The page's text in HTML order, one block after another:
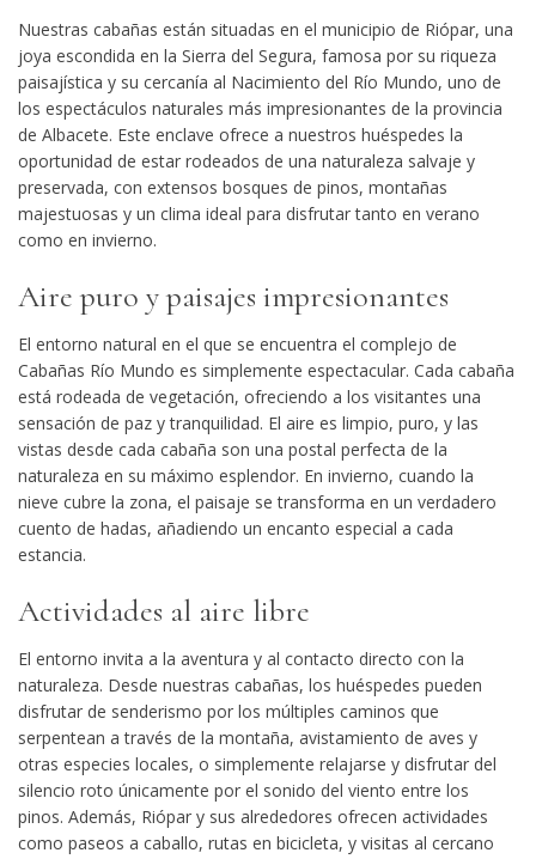
Nuestras cabañas están situadas en el municipio de Riópar, una
joya escondida en la Sierra del Segura, famosa por su riqueza
paisajística y su cercanía al Nacimiento del Río Mundo, uno de
los espectáculos naturales más impresionantes de la provincia
de Albacete. Este enclave ofrece a nuestros huéspedes la
oportunidad de estar rodeados de una naturaleza salvaje y
preservada, con extensos bosques de pinos, montañas
majestuosas y un clima ideal para disfrutar tanto en verano
como en invierno.
Aire puro y paisajes impresionantes
El entorno natural en el que se encuentra el complejo de
Cabañas Río Mundo es simplemente espectacular. Cada cabaña
está rodeada de vegetación, ofreciendo a los visitantes una
sensación de paz y tranquilidad. El aire es limpio, puro, y las
vistas desde cada cabaña son una postal perfecta de la
naturaleza en su máximo esplendor. En invierno, cuando la
nieve cubre la zona, el paisaje se transforma en un verdadero
cuento de hadas, añadiendo un encanto especial a cada
estancia.
Actividades al aire libre
El entorno invita a la aventura y al contacto directo con la
naturaleza. Desde nuestras cabañas, los huéspedes pueden
disfrutar de senderismo por los múltiples caminos que
serpentean a través de la montaña, avistamiento de aves y
otras especies locales, o simplemente relajarse y disfrutar del
silencio roto únicamente por el sonido del viento entre los
pinos. Además, Riópar y sus alrededores ofrecen actividades
como paseos a caballo, rutas en bicicleta, y visitas al cercano